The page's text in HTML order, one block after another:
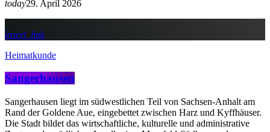
today29. April 2026
insert_link
Heimatkunde
Sangerhausen
Sangerhausen liegt im südwestlichen Teil von Sachsen-Anhalt am
Rand der Goldene Aue, eingebettet zwischen Harz und Kyffhäuser.
Die Stadt bildet das wirtschaftliche, kulturelle und administrative